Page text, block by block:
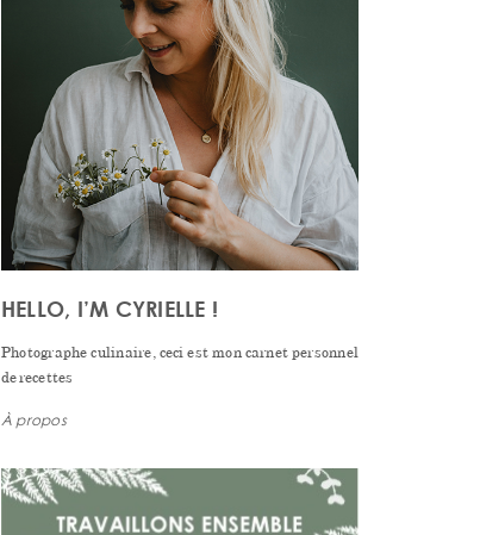
HELLO, I’M CYRIELLE !
Photographe culinaire, ceci est mon carnet personnel
de recettes
À propos